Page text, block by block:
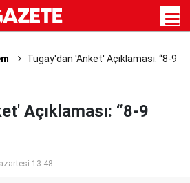
Tugay'dan 'Anket' Açıklaması: “8-9
Açıklaması: “8-9
13:48